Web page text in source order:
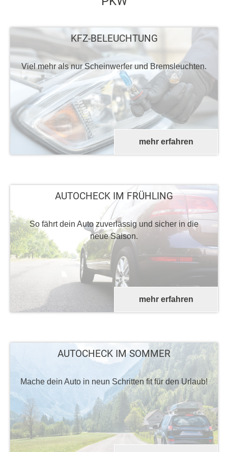
KFZ-BELEUCHTUNG
Viel mehr als nur Scheinwerfer und Bremsleuchten.
mehr erfahren
AUTOCHECK IM FRÜHLING
So fährt dein Auto zuverlässig und sicher in die
neue Saison.
mehr erfahren
AUTOCHECK IM SOMMER
Mache dein Auto in neun Schritten fit für den Urlaub!